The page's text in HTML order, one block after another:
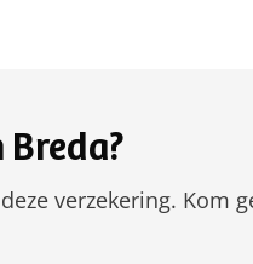
verzekering.